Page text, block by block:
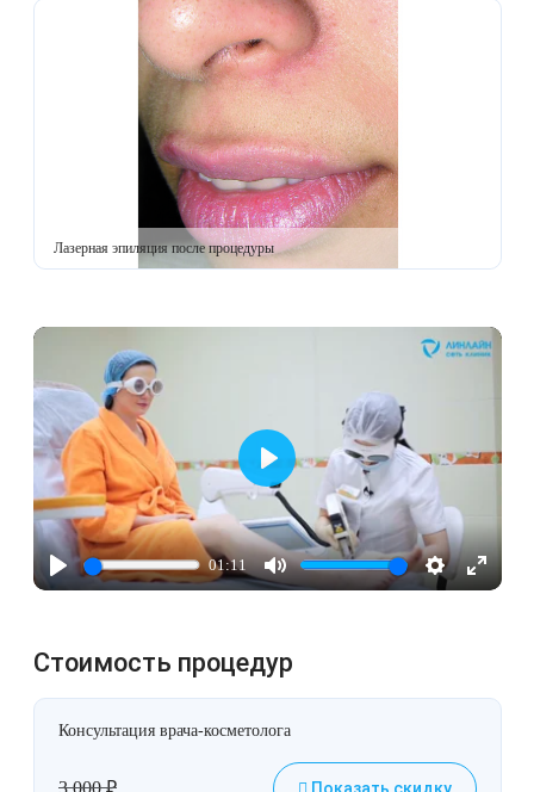
Лазерная эпиляция после процедуры
Играть
01:11
Mute
Настройки
Enter
Играть
Стоимость процедур
Консультация врача-косметолога
3 000₽ Показать скидку
Лазерная подтяжка кожи живота
Лазерная подтяжка кожи на бедрах и коленях
Лазерное омоложение груди